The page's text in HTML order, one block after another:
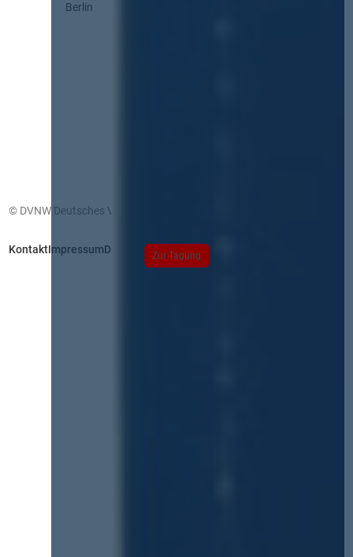
Zur Tagung
Berlin
© DVNW Deutsches Vergabenetzwerk GmbH
KontaktImpressumDatenschutz